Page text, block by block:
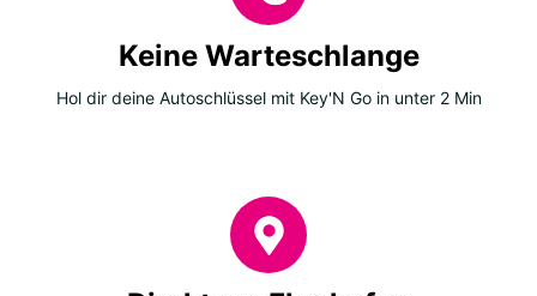
Keine Warteschlange
Hol dir deine Autoschlüssel mit Key'N Go in unter 2 Min